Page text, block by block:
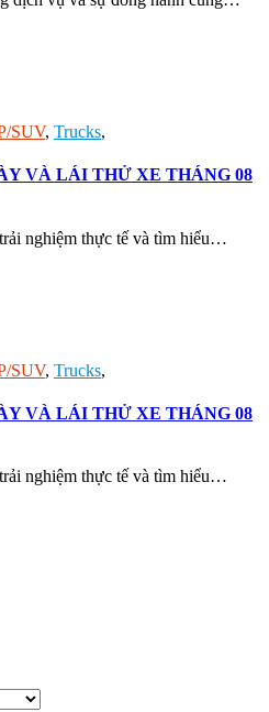
SUV, Trucks,
VÀ LÁI THỬ XE THÁNG 08
nghiệm thực tế và tìm hiểu…
SUV, Trucks,
VÀ LÁI THỬ XE THÁNG 08
nghiệm thực tế và tìm hiểu…